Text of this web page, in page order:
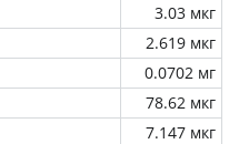
3.03 мкг
2.619 мкг
0.0702 мг
78.62 мкг
7.147 мкг